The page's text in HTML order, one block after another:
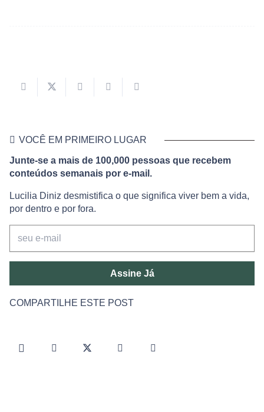
VOCÊ EM PRIMEIRO LUGAR
Junte-se a mais de 100,000 pessoas que recebem
conteúdos semanais por e-mail.
Lucilia Diniz desmistifica o que significa viver bem a vida,
por dentro e por fora.
Assine Já
COMPARTILHE ESTE POST